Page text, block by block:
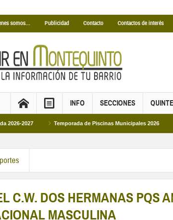
somos… Publicidad Contacto Contactos de interés
INFO SECCIONES
Temporada de Piscinas Municipales 2026 Los Campus
C.W. DOS HERMANAS PQS
MASCULINA